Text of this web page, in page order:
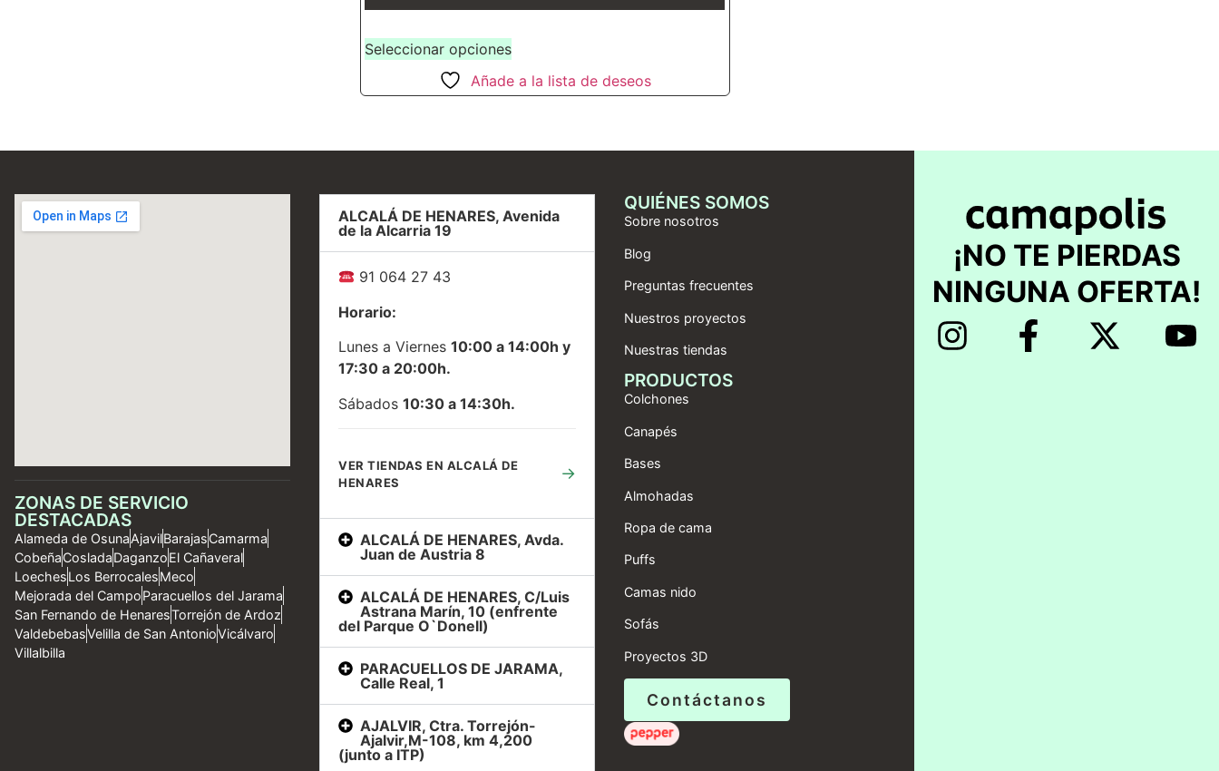
Seleccionar opciones
Añade a la lista de deseos
ZONAS DE SERVICIO
DESTACADAS
Alameda de OsunaAjavilBarajasCamarma
CobeñaCosladaDaganzoEl Cañaveral
LoechesLos BerrocalesMeco
Mejorada del CampoParacuellos del Jarama
San Fernando de HenaresTorrejón de Ardoz
ValdebebasVelilla de San AntonioVicálvaro
Villalbilla
ALCALÁ DE HENARES, Avenida
de la Alcarria 19
91 064 27 43
Horario:
Lunes a Viernes 10:00 a 14:00h y
17:30 a 20:00h.
Sábados 10:30 a 14:30h.
VER TIENDAS EN ALCALÁ DE
HENARES
→
ALCALÁ DE HENARES, Avda.
Juan de Austria 8
ALCALÁ DE HENARES, C/Luis
Astrana Marín, 10 (enfrente
del Parque O`Donell)
PARACUELLOS DE JARAMA,
Calle Real, 1
AJALVIR, Ctra. Torrejón-
Ajalvir,M-108, km 4,200
(junto a ITP)
QUIÉNES SOMOS
Sobre nosotros
Blog
Preguntas frecuentes
Nuestros proyectos
Nuestras tiendas
PRODUCTOS
Colchones
Canapés
Bases
Almohadas
Ropa de cama
Puffs
Camas nido
Sofás
Proyectos 3D
Contáctanos
¡NO TE PIERDAS
NINGUNA OFERTA!